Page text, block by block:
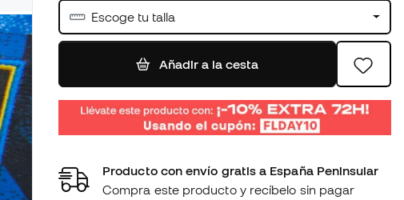
Escoge tu talla
Añadir a la cesta
Producto con envío gratis a España Peninsular
Compra este producto y recíbelo sin pagar